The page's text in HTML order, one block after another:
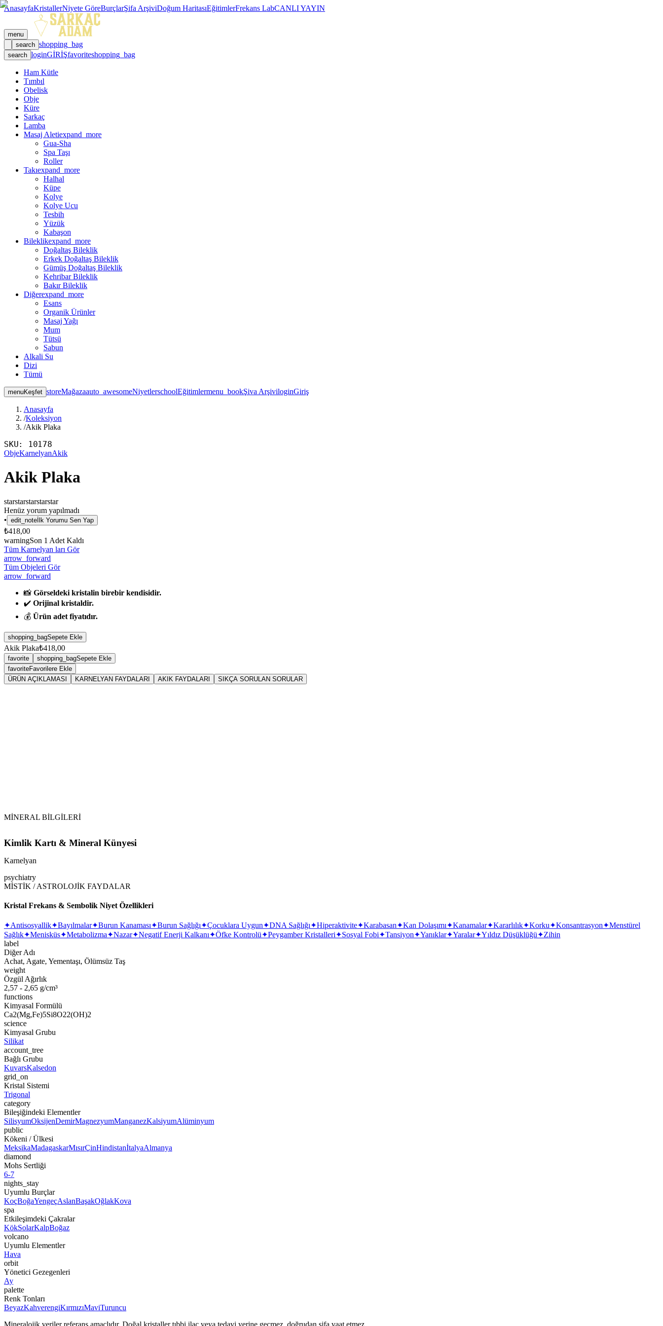
AnasayfaKristallerNiyete GöreBurçlarŞifa ArşiviDoğum HaritasıEğitimlerFrekans LabCANLI YAYIN
menu
search shopping_bag
search loginGİRİŞfavoriteshopping_bag
Ham Kütle
Tımbıl
Obelisk
Obje
Küre
Sarkaç
Lamba
Masaj Aletiexpand_more
Gua-Sha
Spa Taşı
Roller
Takıexpand_more
Halhal
Küpe
Kolye
Kolye Ucu
Tesbih
Yüzük
Kabaşon
Bileklikexpand_more
Doğaltaş Bileklik
Erkek Doğaltaş Bileklik
Gümüş Doğaltaş Bileklik
Kehribar Bileklik
Bakır Bileklik
Diğerexpand_more
Esans
Organik Ürünler
Masaj Yağı
Mum
Tütsü
Sabun
Alkali Su
Dizi
Tümü
menuKeşfet storeMağazaauto_awesomeNiyetlerschoolEğitimlermenu_bookŞiva ArşiviloginGiriş
Anasayfa
/Koleksiyon
/Akik Plaka
SKU: 10178
ObjeKarnelyanAkik
Akik Plaka
starstarstarstarstar
Henüz yorum yapılmadı
• edit_note İlk Yorumu Sen Yap
₺418,00
warningSon 1 Adet Kaldı
Tüm Karnelyan ları Gör
arrow_forward
Tüm Objeleri Gör
arrow_forward
📸 Görseldeki kristalin birebir kendisidir.
✔️ Orijinal kristaldir.
💰 Ürün adet fiyatıdır.
shopping_bagSepete Ekle
Akik Plaka₺418,00
favorite shopping_bagSepete Ekle
favoriteFavorilere Ekle
ÜRÜN AÇIKLAMASI
KARNELYAN FAYDALARI AKIK FAYDALARI SIKÇA SORULAN SORULAR
MİNERAL BİLGİLERİ
Kimlik Kartı & Mineral Künyesi
Karnelyan
psychiatry
MİSTİK / ASTROLOJİK FAYDALAR
Kristal Frekans & Sembolik Niyet Özellikleri
✦Antisosyallik✦Bayılmalar✦Burun Kanaması✦Burun Sağlığı✦Çocuklara Uygun✦DNA Sağlığı✦Hiperaktivite✦Karabasan✦Kan Dolaşımı✦Kanamalar✦Kararlılık✦Korku✦Konsantrasyon✦Menstürel
Sağlık✦Menisküs✦Metabolizma✦Nazar✦Negatif Enerji Kalkanı✦Öfke Kontrolü✦Peygamber Kristalleri✦Sosyal Fobi✦Tansiyon✦Yanıklar✦Yaralar✦Yıldız Düşüklüğü✦Zihin
label
Diğer Adı
Achat, Agate, Yementaşı, Ölümsüz Taş
weight
Özgül Ağırlık
2,57 - 2,65 g/cm³
functions
Kimyasal Formülü
Ca2(Mg,Fe)5Si8O22(OH)2
science
Kimyasal Grubu
Silikat
account_tree
Bağlı Grubu
KuvarsKalsedon
grid_on
Kristal Sistemi
Trigonal
category
Bileşiğindeki Elementler
SilisyumOksijenDemirMagnezyumManganezKalsiyumAlüminyum
public
Kökeni / Ülkesi
MeksikaMadagaskarMısırÇinHindistanİtalyaAlmanya
diamond
Mohs Sertliği
6-7
nights_stay
Uyumlu Burçlar
KoçBoğaYengeçAslanBaşakOğlakKova
spa
Etkileşimdeki Çakralar
KökSolarKalpBoğaz
volcano
Uyumlu Elementler
Hava
orbit
Yönetici Gezegenleri
Ay
palette
Renk Tonları
BeyazKahverengiKırmızıMaviTuruncu